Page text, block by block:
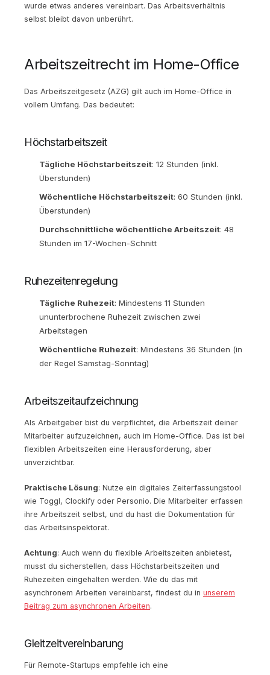
wurde etwas anderes vereinbart. Das Arbeitsverhältnis
selbst bleibt davon unberührt.
Arbeitszeitrecht im Home-Office
Das Arbeitszeitgesetz (AZG) gilt auch im Home-Office in
vollem Umfang. Das bedeutet:
Höchstarbeitszeit
Tägliche Höchstarbeitszeit: 12 Stunden (inkl.
Überstunden)
Wöchentliche Höchstarbeitszeit: 60 Stunden (inkl.
Überstunden)
Durchschnittliche wöchentliche Arbeitszeit: 48
Stunden im 17-Wochen-Schnitt
Ruhezeitenregelung
Tägliche Ruhezeit: Mindestens 11 Stunden
ununterbrochene Ruhezeit zwischen zwei
Arbeitstagen
Wöchentliche Ruhezeit: Mindestens 36 Stunden (in
der Regel Samstag-Sonntag)
Arbeitszeitaufzeichnung
Als Arbeitgeber bist du verpflichtet, die Arbeitszeit deiner
Mitarbeiter aufzuzeichnen, auch im Home-Office. Das ist bei
flexiblen Arbeitszeiten eine Herausforderung, aber
unverzichtbar.
Praktische Lösung: Nutze ein digitales Zeiterfassungstool
wie Toggl, Clockify oder Personio. Die Mitarbeiter erfassen
ihre Arbeitszeit selbst, und du hast die Dokumentation für
das Arbeitsinspektorat.
Achtung: Auch wenn du flexible Arbeitszeiten anbietest,
musst du sicherstellen, dass Höchstarbeitszeiten und
Ruhezeiten eingehalten werden. Wie du das mit
asynchronem Arbeiten vereinbarst, findest du in unserem
Beitrag zum asynchronen Arbeiten.
Gleitzeitvereinbarung
Für Remote-Startups empfehle ich eine